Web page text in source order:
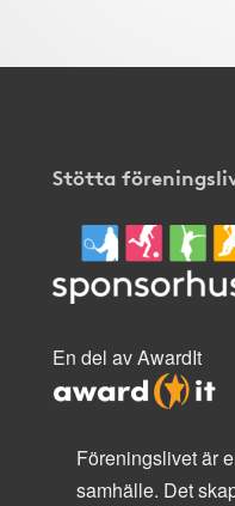
Stötta
En del av AwardIt
Föreningslivet är
samhälle. Det